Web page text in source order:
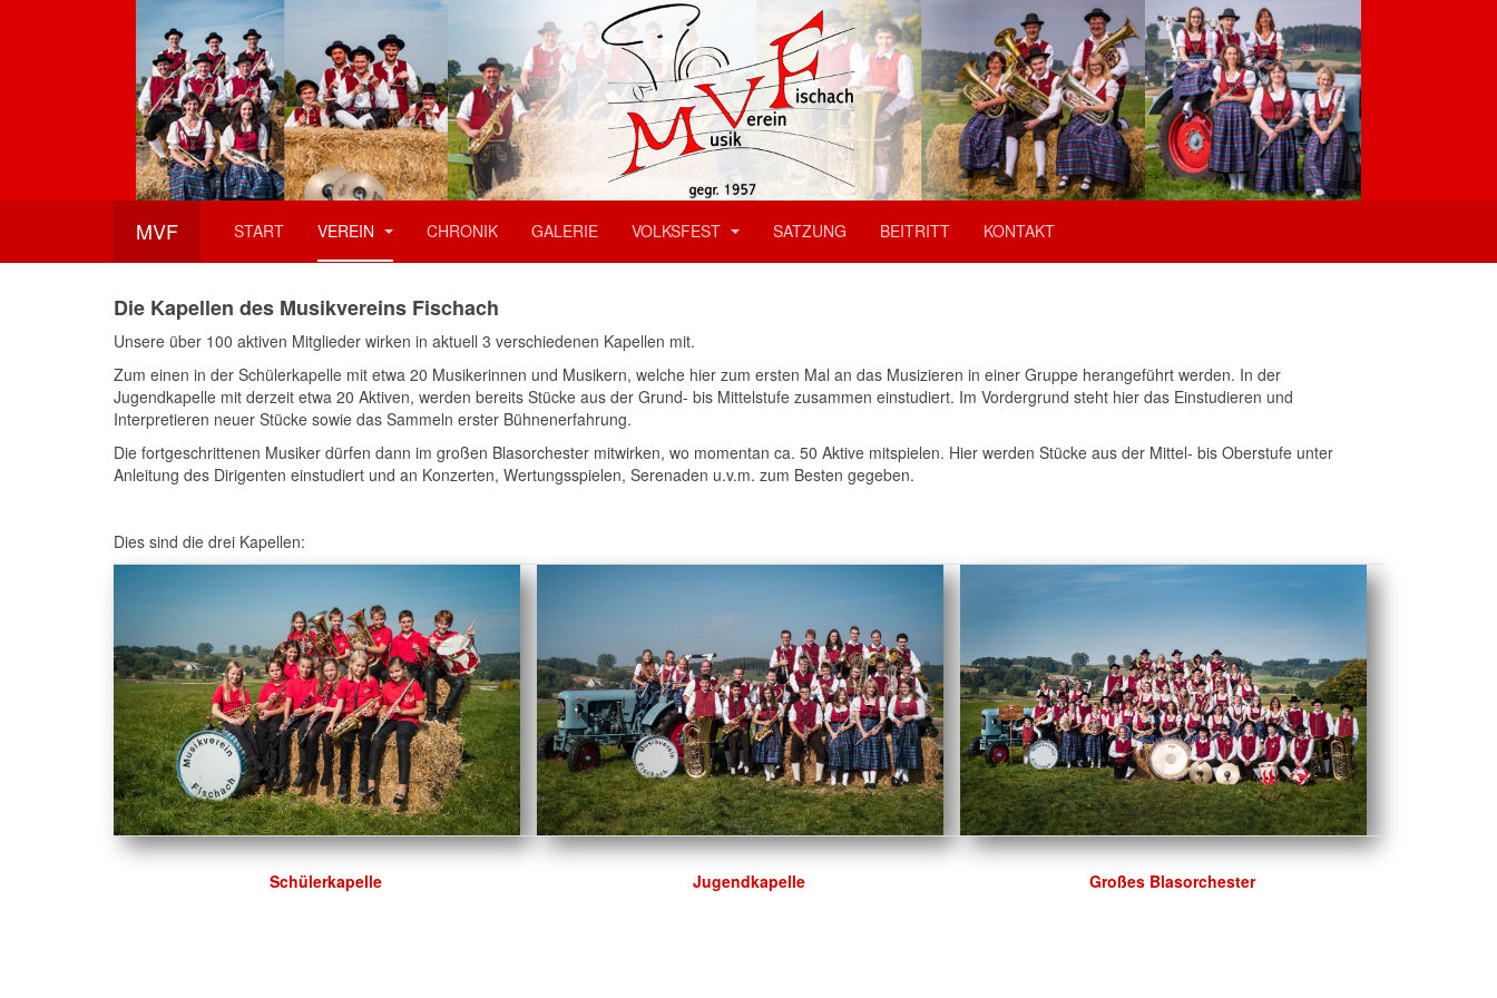
MVF START VEREIN CHRONIK GALERIE VOLKSFEST SATZUNG BEITRITT KONTAKT
Die Kapellen des Musikvereins Fischach
Unsere über 100 aktiven Mitglieder wirken in aktuell 3 verschiedenen Kapellen mit.
Zum einen in der Schülerkapelle mit etwa 20 Musikerinnen und Musikern, welche hier zum ersten Mal an das Musizieren in einer Gruppe herangeführt werden. In der
Jugendkapelle mit derzeit etwa 20 Aktiven, werden bereits Stücke aus der Grund- bis Mittelstufe zusammen einstudiert. Im Vordergrund steht hier das Einstudieren und
Interpretieren neuer Stücke sowie das Sammeln erster Bühnenerfahrung.
Die fortgeschrittenen Musiker dürfen dann im großen Blasorchester mitwirken, wo momentan ca. 50 Aktive mitspielen. Hier werden Stücke aus der Mittel- bis Oberstufe unter
Anleitung des Dirigenten einstudiert und an Konzerten, Wertungsspielen, Serenaden u.v.m. zum Besten gegeben.
Dies sind die drei Kapellen:
Schülerkapelle Jugendkapelle Großes Blasorchester